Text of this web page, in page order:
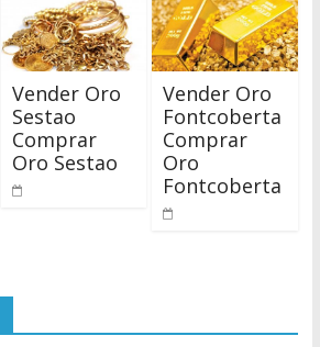
Vender Oro
Sestao
Comprar
Oro Sestao
Vender Oro
Fontcoberta
Comprar
Oro
Fontcoberta